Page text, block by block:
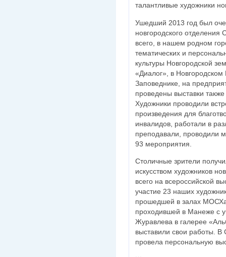
талантливые художники
Ушедший 2013 год был
новгородского
всего, в нашем родном
тематических и
культуры Новгородской
«Диалог», в
Заповеднике, на
проведены выставки
Художники проводили
произведения для
инвалидов, работали в
преподавали, проводили
93 мероприятия.
Столичные зрители
искусством художников
всего на всероссийской
участие 23 наших
прошедшей в залах
проходившей в Манеже с
Журавлева в галерее
выставили свои работы. В
провела персональную